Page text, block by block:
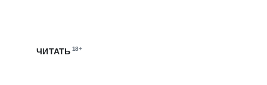
ЧИТАТЬ 18+